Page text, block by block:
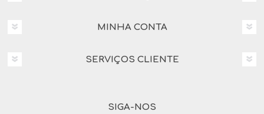
MINHA CONTA
SERVIÇOS CLIENTE
SIGA-NOS